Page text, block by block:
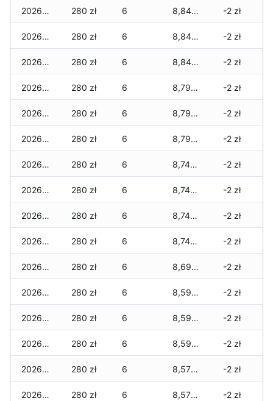
2026-05-14 280 zł 6 8,840 zł -2 zł
2026-05-13 280 zł 6 8,840 zł -2 zł
2026-05-12 280 zł 6 8,840 zł -2 zł
2026-05-09 280 zł 6 8,790 zł -2 zł
2026-05-08 280 zł 6 8,790 zł -2 zł
2026-05-07 280 zł 6 8,790 zł -2 zł
2026-05-06 280 zł 6 8,740 zł -2 zł
2026-05-05 280 zł 6 8,740 zł -2 zł
2026-05-04 280 zł 6 8,740 zł -2 zł
2026-05-03 280 zł 6 8,740 zł -2 zł
2026-05-02 280 zł 6 8,690 zł -2 zł
2026-05-01 280 zł 6 8,590 zł -2 zł
2026-04-30 280 zł 6 8,590 zł -2 zł
2026-04-29 280 zł 6 8,590 zł -2 zł
2026-04-28 280 zł 6 8,570 zł -2 zł
2026-04-27 280 zł 6 8,570 zł -2 zł